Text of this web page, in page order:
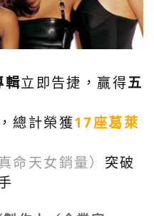
輯立即告捷，贏得五
總計榮獲17座葛萊
命天女銷量） 突破